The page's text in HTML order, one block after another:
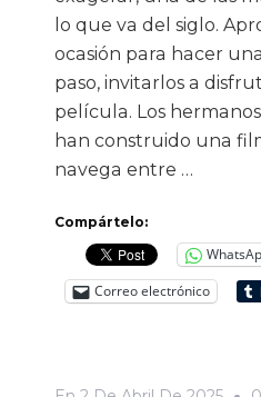
lo que va del siglo.
ocasión para hacer
paso, invitarlos a
película. Los
han construido una
navega entre …
Compártelo:
Correo electrónico